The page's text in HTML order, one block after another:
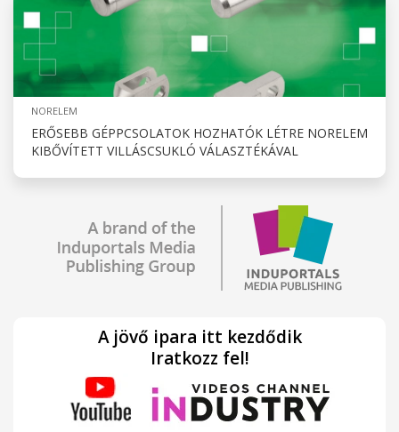
NORELEM
ERŐSEBB GÉPPCSOLATOK HOZHATÓK LÉTRE NORELEM
KIBŐVÍTETT VILLÁSCSUKLÓ VÁLASZTÉKÁVAL
A jövő ipara itt kezdődik
Iratkozz fel!